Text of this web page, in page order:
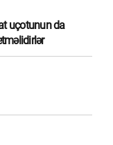
uçotunun da